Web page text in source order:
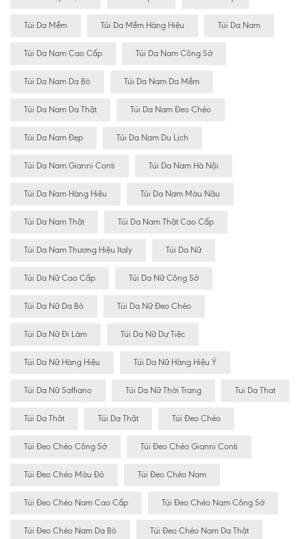
Túi Da Mềm Túi Da Mềm Hàng Hiệu Túi Da Nam
Túi Da Nam Cao Cấp Túi Da Nam Công Sở
Túi Da Nam Da Bò Túi Da Nam Da Mềm
Túi Da Nam Da Thật Túi Da Nam Đeo Chéo
Túi Da Nam Đẹp Túi Da Nam Du Lịch
Túi Da Nam Gianni Conti Túi Da Nam Hà Nội
Túi Da Nam Hàng Hiệu Túi Da Nam Màu Nâu
Túi Da Nam Thật Túi Da Nam Thật Cao Cấp
Túi Da Nam Thương Hiệu Italy Túi Da Nữ
Túi Da Nữ Cao Cấp Túi Da Nữ Công Sở
Túi Da Nữ Da Bò Túi Da Nữ Đeo Chéo
Túi Da Nữ Đi Làm Túi Da Nữ Dự Tiệc
Túi Da Nữ Hàng Hiệu Túi Da Nữ Hàng Hiệu Ý
Túi Da Nữ Saffiano Túi Da Nữ Thời Trang Tui Da That
Túi Da Thât Túi Da Thật Túi Đeo Chéo
Túi Đeo Chéo Công Sở Túi Đeo Chéo Gianni Conti
Túi Đeo Chéo Màu Đỏ Túi Đeo Chéo Nam
Túi Đeo Chéo Nam Cao Cấp Túi Đeo Chéo Nam Công Sở
Túi Đeo Chéo Nam Da Bò Túi Đeo Chéo Nam Da Thật